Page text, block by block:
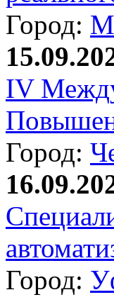
Город:
IV
Город:
Город: